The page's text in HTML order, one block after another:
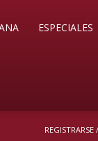
ESPECIALES
REGISTRARSE